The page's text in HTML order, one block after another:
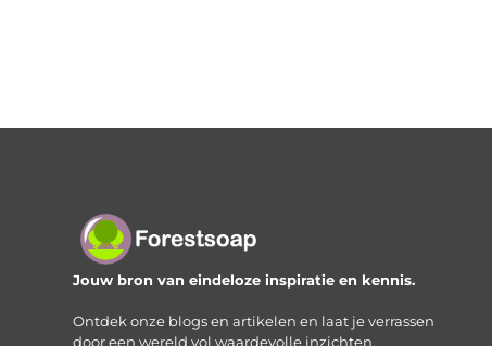
Jouw bron van eindeloze inspiratie en kennis.
Ontdek onze blogs en artikelen en laat je verrassen
door een wereld vol waardevolle inzichten.